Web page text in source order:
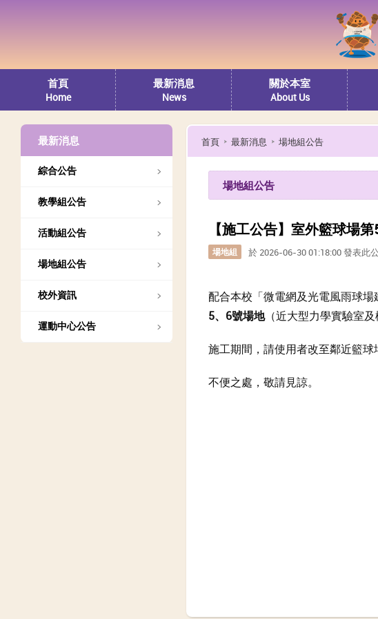
首頁
Home
最新消息
News
關於本室
About Us
最新消息
綜合公告
教學組公告
活動組公告
場地組公告
校外資訊
運動中心公告
首頁 最新消息 場地組公告
場地組公告
【施工公告】室外籃球場
場地組 於 2026-06-30 01:18:00 發表此
配合本校「微電網及光電風雨球
5、6號場地（近大型力學實驗室及
施工期間，請使用者改至鄰近籃球
不便之處，敬請見諒。